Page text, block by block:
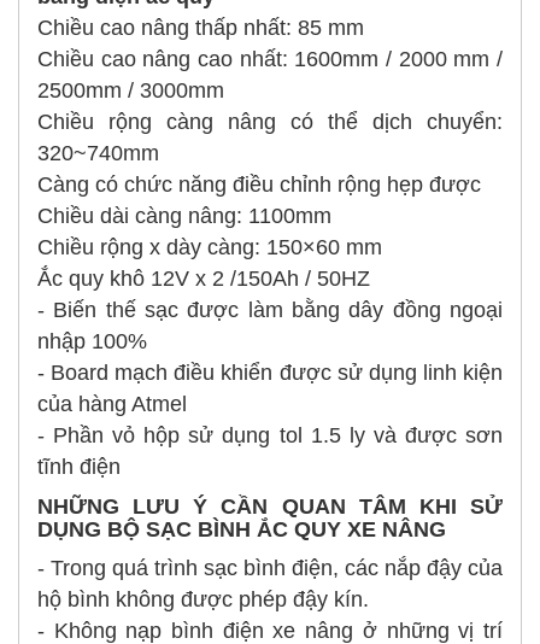
Chiều cao nâng thấp nhất: 85 mm
Chiều cao nâng cao nhất: 1600mm / 2000 mm /
2500mm / 3000mm
Chiều rộng càng nâng có thể dịch chuyển:
320~740mm
Càng có chức năng điều chỉnh rộng hẹp được
Chiều dài càng nâng: 1100mm
Chiều rộng x dày càng: 150×60 mm
Ắc quy khô 12V x 2 /150Ah / 50HZ
- Biến thế sạc được làm bằng dây đồng ngoại
nhập 100%
- Board mạch điều khiển được sử dụng linh kiện
của hàng Atmel
- Phần vỏ hộp sử dụng tol 1.5 ly và được sơn
tĩnh điện
NHỮNG LƯU Ý CẦN QUAN TÂM KHI SỬ
DỤNG BỘ SẠC BÌNH ẮC QUY XE NÂNG
- Trong quá trình sạc bình điện, các nắp đậy của
hộ bình không được phép đậy kín.
- Không nạp bình điện xe nâng ở những vị trí